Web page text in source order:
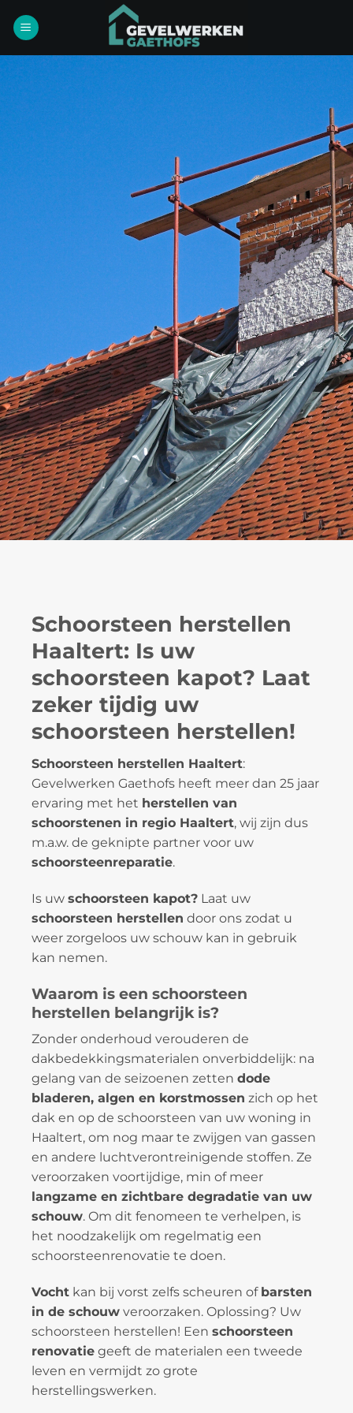
naar
Schoorsteen herstellen
Haaltert: Is uw
schoorsteen kapot? Laat
zeker tijdig uw
schoorsteen herstellen!
Schoorsteen herstellen Haaltert:
Gevelwerken Gaethofs heeft meer dan 25 jaar
ervaring met het herstellen van
schoorstenen in regio Haaltert, wij zijn dus
m.a.w. de geknipte partner voor uw
schoorsteenreparatie.
Is uw schoorsteen kapot? Laat uw
schoorsteen herstellen door ons zodat u
weer zorgeloos uw schouw kan in gebruik
kan nemen.
Waarom is een schoorsteen
herstellen belangrijk is?
Zonder onderhoud verouderen de
dakbedekkingsmaterialen onverbiddelijk: na
gelang van de seizoenen zetten dode
bladeren, algen en korstmossen zich op het
dak en op de schoorsteen van uw woning in
Haaltert, om nog maar te zwijgen van gassen
en andere luchtverontreinigende stoffen. Ze
veroorzaken voortijdige, min of meer
langzame en zichtbare degradatie van uw
schouw. Om dit fenomeen te verhelpen, is
het noodzakelijk om regelmatig een
schoorsteenrenovatie te doen.
Vocht kan bij vorst zelfs scheuren of barsten
in de schouw veroorzaken. Oplossing? Uw
schoorsteen herstellen! Een schoorsteen
renovatie geeft de materialen een tweede
leven en vermijdt zo grote
herstellingswerken.